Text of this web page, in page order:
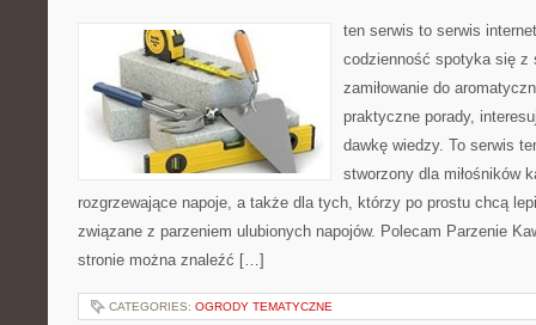
ten serwis to serwis
codzienność spotyka się z
zamiłowanie do
praktyczne porady,
dawkę wiedzy. To serwis
stworzony dla miłośników
rozgrzewające napoje, a także dla tych, którzy po prostu chcą
związane z parzeniem ulubionych napojów. Polecam Parzenie
stronie można znaleźć […]
CATEGORIES: OGRODY TEMATYCZNE